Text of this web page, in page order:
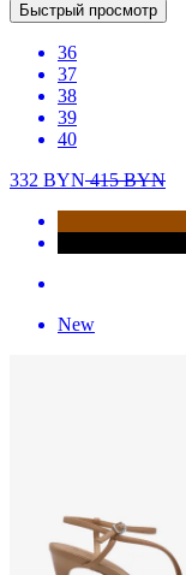
Быстрый просмотр
36
37
38
39
40
332 BYN415BYN
New